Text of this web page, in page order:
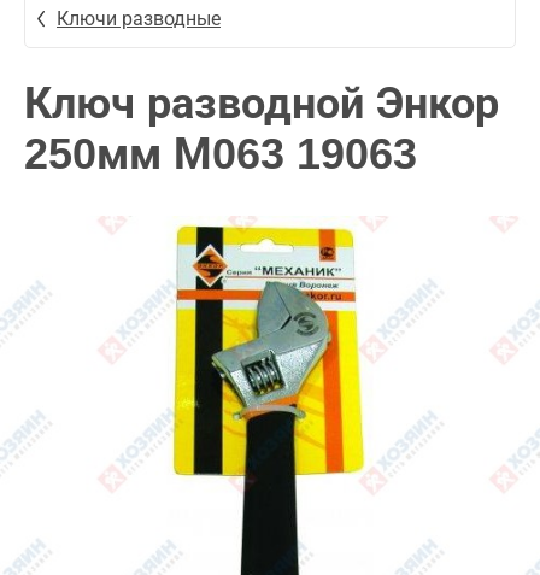
Ключи разводные
Ключ разводной Энкор
250мм М063 19063